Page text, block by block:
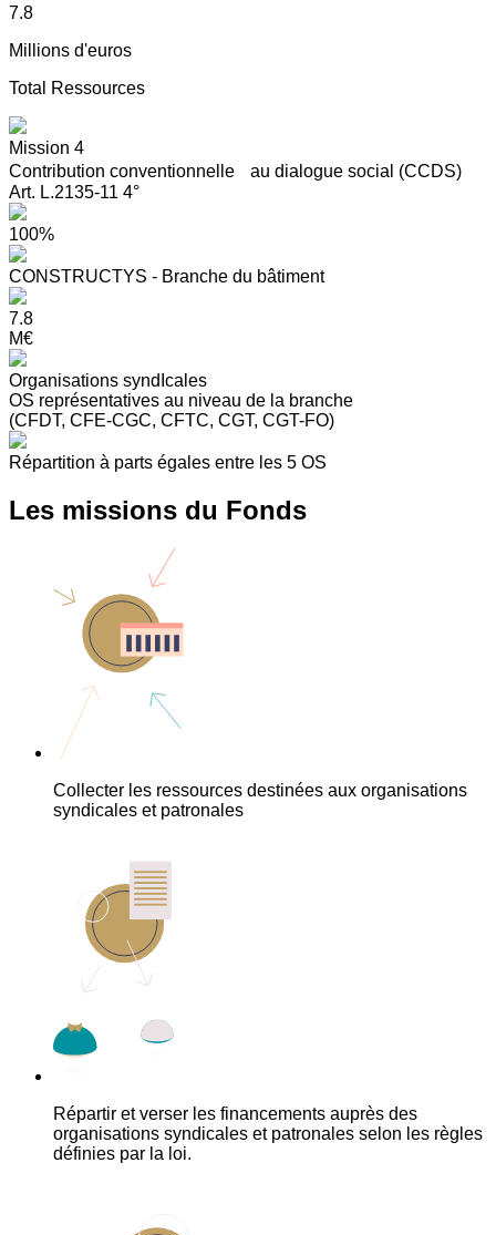
7.8
Millions d'euros
Total Ressources
Mission 4
Contribution conventionnelle au dialogue social (CCDS)
Art. L.2135-11 4°
100%
CONSTRUCTYS - Branche du bâtiment
7.8
M€
Organisations syndIcales
OS représentatives au niveau de la branche
(CFDT, CFE-CGC, CFTC, CGT, CGT-FO)
Répartition à parts égales entre les 5 OS
Les missions du Fonds
Collecter les ressources destinées aux organisations
syndicales et patronales
Répartir et verser les financements auprès des
organisations syndicales et patronales selon les règles
définies par la loi.